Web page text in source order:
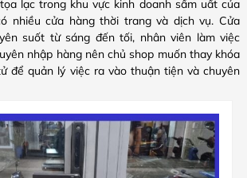
lạc trong khu vực kinh doanh sầm uất của
nhiều cửa hàng thời trang và dịch vụ. Cửa
suốt từ sáng đến tối, nhân viên làm việc
nhập hàng nên chủ shop muốn thay khóa
để quản lý việc ra vào thuận tiện và chuyên